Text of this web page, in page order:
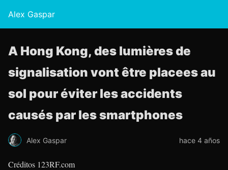
Alex Gaspar
A Hong Kong, des lumières de
signalisation vont être placees au
sol pour éviter les accidents
causés par les smartphones
Alex Gaspar hace 4 años
Créditos 123RF.com